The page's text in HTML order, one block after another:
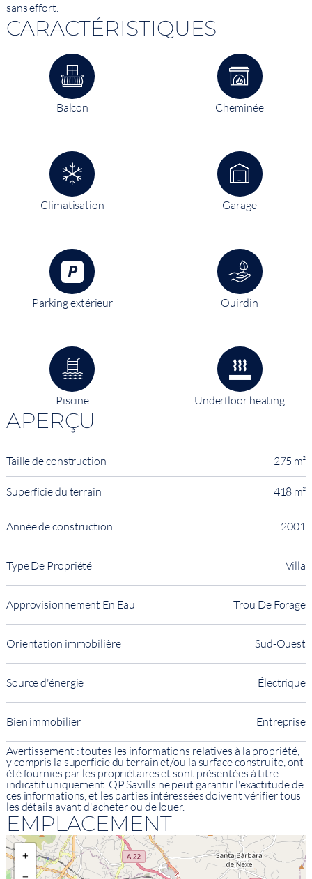
sans effort.
CARACTÉRISTIQUES
Balcon Cheminée
Climatisation Garage
Parking extérieur Ouirdin
Piscine Underfloor heating
APERÇU
Taille de construction 275 m²
Superficie du terrain 418 m²
Année de construction 2001
Type De Propriété Villa
Approvisionnement En Eau Trou De Forage
Orientation immobilière Sud-Ouest
Source d'énergie Électrique
Bien immobilier Entreprise
Avertissement : toutes les informations relatives à la propriété,
y compris la superficie du terrain et/ou la surface construite, ont
été fournies par les propriétaires et sont présentées à titre
indicatif uniquement. QP Savills ne peut garantir l'exactitude de
ces informations, et les parties intéressées doivent vérifier tous
les détails avant d'acheter ou de louer.
EMPLACEMENT
+
−